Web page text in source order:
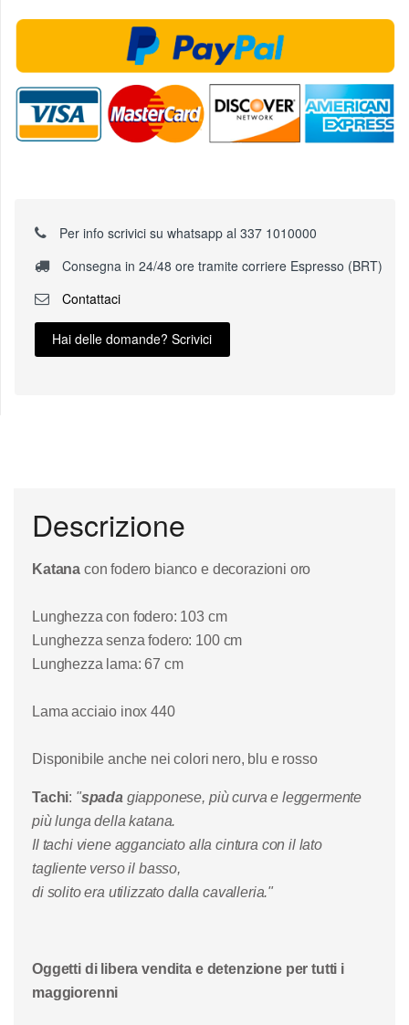
Per info scrivici su whatsapp al 337 1010000
Consegna in 24/48 ore tramite corriere Espresso (BRT)
Contattaci
Hai delle domande? Scrivici
Descrizione
Katana con fodero bianco e decorazioni oro
Lunghezza con fodero: 103 cm
Lunghezza senza fodero: 100 cm
Lunghezza lama: 67 cm
Lama acciaio inox 440
Disponibile anche nei colori nero, blu e rosso
Tachi: "spada giapponese, più curva e leggermente
più lunga della katana.
Il tachi viene agganciato alla cintura con il lato
tagliente verso il basso,
di solito era utilizzato dalla cavalleria."
Oggetti di libera vendita e detenzione per tutti i
maggiorenni